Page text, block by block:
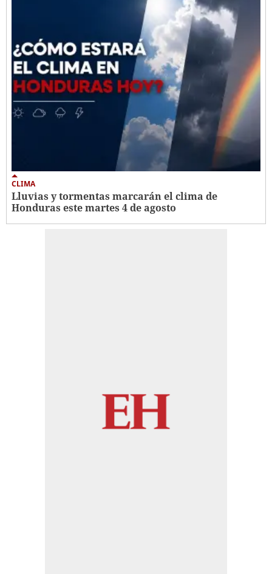
CLIMA
Lluvias y tormentas marcarán el clima de
Honduras este martes 4 de agosto